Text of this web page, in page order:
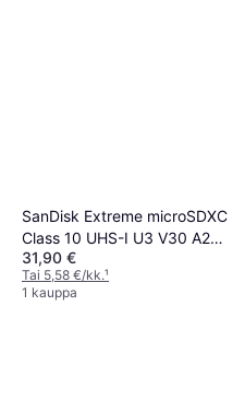
SanDisk Extreme microSDXC
Class 10 UHS-I U3 V30 A2
190/90MB/s 128GB +Adapter
31,90 €
Tai 5,58 €/kk.¹
1 kauppa